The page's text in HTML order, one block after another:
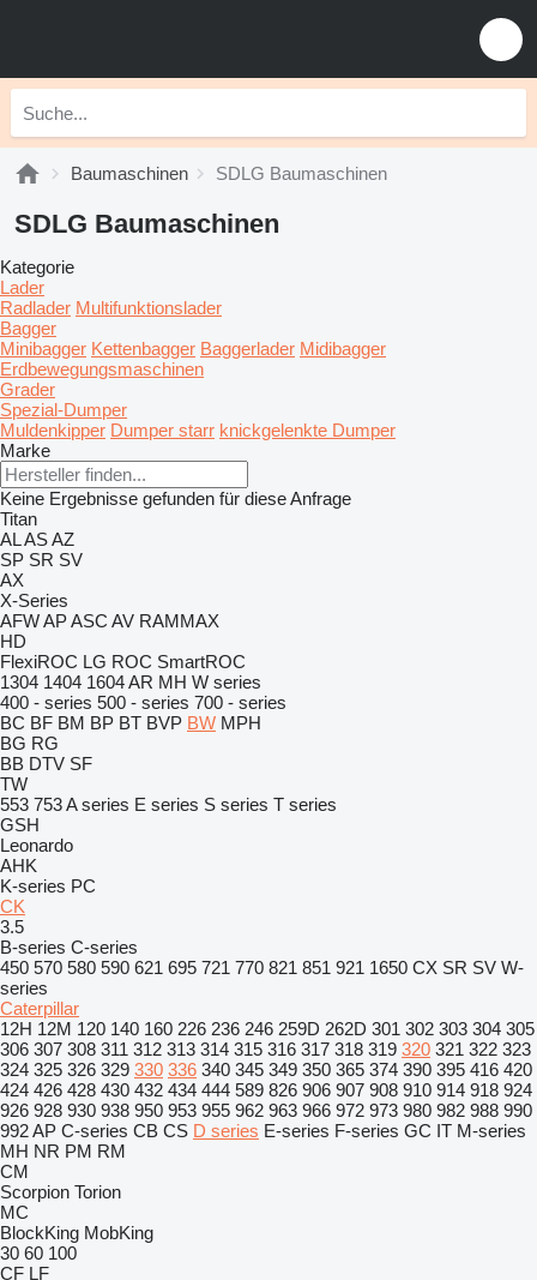
Baumaschinen SDLG Baumaschinen
SDLG Baumaschinen
Kategorie
Lader
Radlader Multifunktionslader
Bagger
Minibagger Kettenbagger Baggerlader Midibagger
Erdbewegungsmaschinen
Grader
Spezial-Dumper
Muldenkipper Dumper starr knickgelenkte Dumper
Marke
Keine Ergebnisse gefunden für diese Anfrage
Titan
ALASAZ
SP SR SV
AX
X-Series
AFWAPASC AV RAMMAX
HD
FlexiROC LG ROC SmartROC
1304 1404 1604AR MH W series
400 - series 500 - series 700 - series
BC BF BM BP BT BVP BW MPH
BG RG
BB DTV SF
TW
553 753A series E series S series T series
GSH
Leonardo
AHK
K-series PC
CK
3.5
B-series C-series
450 570 580 590 621 695 721 770 821 851 921 1650 CX SR SV W-
series
Caterpillar
12H 12M 120 140 160 226 236 246 259D 262D 301 302 303 304 305
306 307 308 311 312 313 314 315 316 317 318 319 320 321 322 323
324 325 326 329 330 336 340 345 349 350 365 374 390 395 416 420
424 426 428 430 432 434 444 589 826 906 907 908 910 914 918 924
926 928 930 938 950 953 955 962 963 966 972 973 980 982 988 990
992AP C-series CB CS D series E-series F-series GC IT M-series
MH NR PM RM
CM
Scorpion Torion
MC
BlockKing MobKing
30 60 100
CF LF